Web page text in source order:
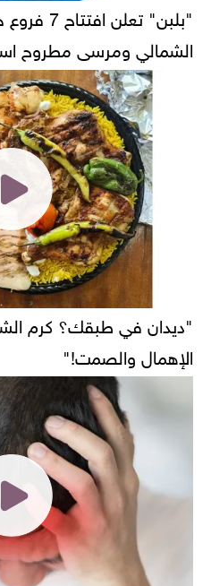
"بلبن"
الشمالي ومرسى مطروح
"ديدان في طبقك؟ كرم
الإهمال والصمت!"